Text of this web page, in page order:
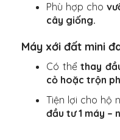
Phù hợp cho
cây giống.
Máy xới đất mini
Có thểthay
cỏ hoặc trộn
Tiện lợi cho hộ
đầu tư 1 máy –